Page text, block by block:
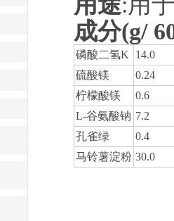
成分(g/
磷酸二氢K
14.0
硫酸镁
0.24
柠檬酸镁
0.6
L-谷氨酸钠 7.2
孔雀绿
0.4
马铃薯淀粉 30.0